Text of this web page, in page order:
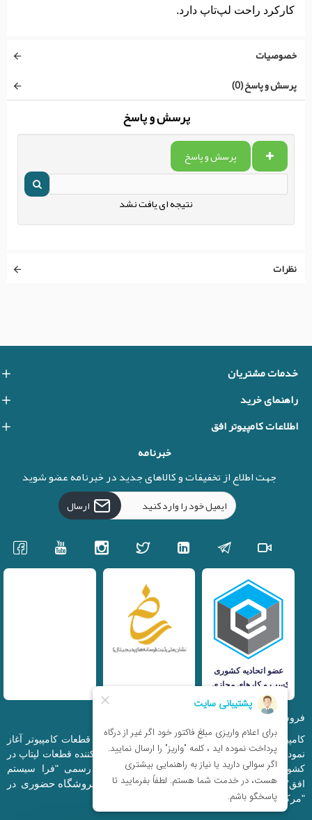
کارکرد راحت لپ‌تاپ دارد.
خصوصیات
پرسش و پاسخ (0)
پرسش و پاسخ
پرسش و پاسخ
نتیجه ای یافت نشد
نظرات
خدمات مشتریان
راهنمای خرید
اطلاعات کامپیوتر افق
خبرنامه
جهت اطلاع از تخفیفات و کالاهای جدید در خبرنامه عضو شوید
ارسال
فروشگاه اینترنتی iranfso (کامپیوتر افق)
کامپیوتر افق، فعالیت خود را از سال 1377 در زمینه قطعات کامپیوتر آغاز
نمود و در حال حاضر به بزرگترین وارد کننده و توزیع کننده قطعات لپتاپ در
کشور تبدیل شده است. این مجموعه که با نام رسمی "فرا سیستم
افق" ثبت شده است دارای فروشگاه اینترنتی و
فروشگاه حضوری در
"مرکز کامپیوتر ایران" و "خیابان مظفر" میباشد.